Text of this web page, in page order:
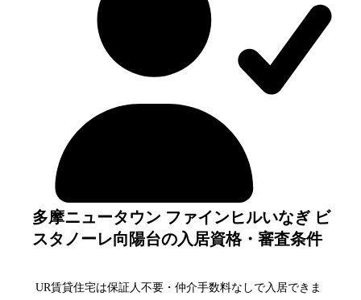
多摩ニュータウン ファインヒルいなぎ ビ
スタノーレ向陽台の入居資格・審査条件
UR賃貸住宅は保証人不要・仲介手数料なしで入居できま